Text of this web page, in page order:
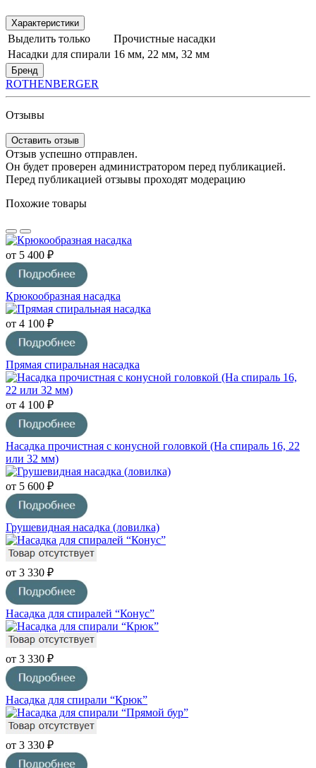
Характеристики
Выделить только
Прочистные насадки
Насадки для спирали 16 мм, 22 мм, 32 мм
Бренд
ROTHENBERGER
Отзывы
Оставить отзыв
Отзыв успешно отправлен.
Он будет проверен администратором перед публикацией.
Перед публикацией отзывы проходят модерацию
Похожие товары
от 5 400 ₽
Крюкообразная насадка
от 4 100 ₽
Прямая спиральная насадка
от 4 100 ₽
Насадка прочистная с конусной головкой (На спираль 16, 22
или 32 мм)
от 5 600 ₽
Грушевидная насадка (ловилка)
от 3 330 ₽
Насадка для спиралей “Конус”
от 3 330 ₽
Насадка для спирали “Крюк”
от 3 330 ₽